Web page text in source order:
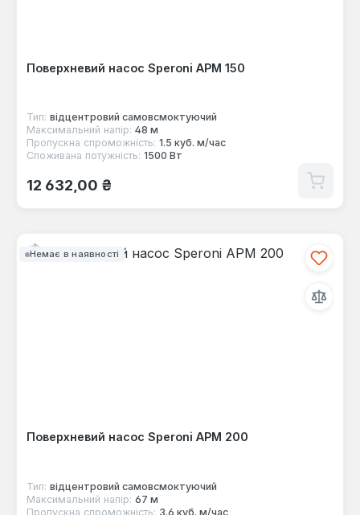
Поверхневий насос Speroni APM 150
Тип: відцентровий самовсмоктуючий
Максимальний напір: 48 м
Пропускна спроможність: 1.5 куб. м/час
Споживана потужність: 1500 Вт
Звичайна ціна:
12 632,00 ₴
Немає в наявності
Поверхневий насос Speroni APM 200
Тип: відцентровий самовсмоктуючий
Максимальний напір: 67 м
Пропускна спроможність: 3.6 куб. м/час